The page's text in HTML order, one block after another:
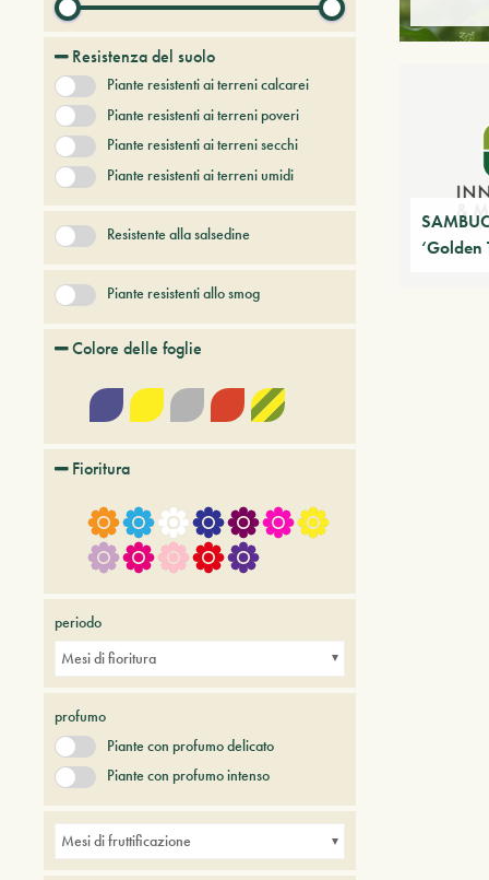
‘Golden
Alberi e arbusti persistenti
Alberi e piante del futuro
Conifere
+ Show More
Resistenza del suolo
Piante resistenti ai terreni calcarei
Piante resistenti ai terreni poveri
Piante resistenti ai terreni secchi
Piante resistenti ai terreni umidi
Resistente alla salsedine
Piante resistenti allo smog
Colore delle foglie
Fioritura
periodo
Mesi di fioritura
profumo
Piante con profumo delicato
Piante con profumo intenso
Mesi di fruttificazione